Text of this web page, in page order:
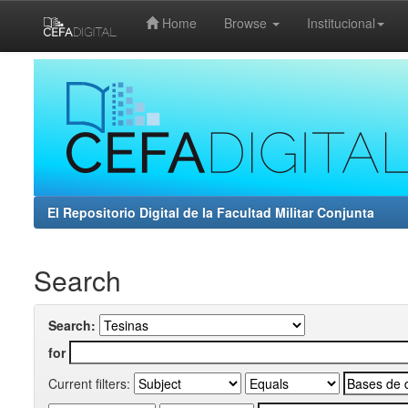
Home Browse Institucional
El Repositorio Digital de la Facultad Militar Conjunta
Search
Search:
for
Current filters: